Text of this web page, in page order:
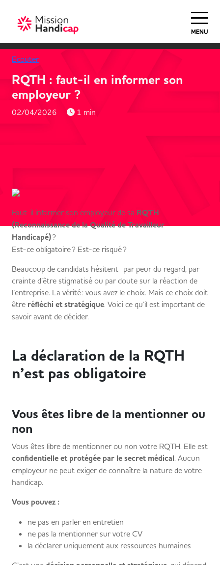
MENU
Ecouter
RQTH : faut-il en informer son
employeur ?
02/04/2026 1 min
Faut-il informer son employeur de sa RQTH
(Reconnaissance de la Qualité de Travailleur
Handicapé)?
Est-ce obligatoire ? Est-ce risqué ?
Beaucoup de candidats hésitent par peur du regard, par
crainte d’être stigmatisé ou par doute sur la réaction de
l’entreprise. La vérité : vous avez le choix. Mais ce choix doit
être réfléchi et stratégique. Voici ce qu’il est important de
savoir avant de décider.
La déclaration de la RQTH
n’est pas obligatoire
Vous êtes libre de la mentionner ou
non
Vous êtes libre de mentionner ou non votre RQTH. Elle est
confidentielle et protégée par le secret médical. Aucun
employeur ne peut exiger de connaître la nature de votre
handicap.
Vous pouvez :
ne pas en parler en entretien
ne pas la mentionner sur votre CV
la déclarer uniquement aux ressources humaines